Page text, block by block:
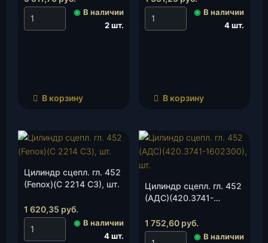
◉ В наличии
2 шт.
В корзину
◉ В наличии
4 шт.
В корзину
Цилиндр сцепл. гл. 452
(Fenox)(C 2214 C3), шт.
1 620,35 руб.
◉ В наличии
4 шт.
Цилиндр сцепл. гл. 452
(АДС)(420.3741-
1 752,60 руб.
◉ В наличии